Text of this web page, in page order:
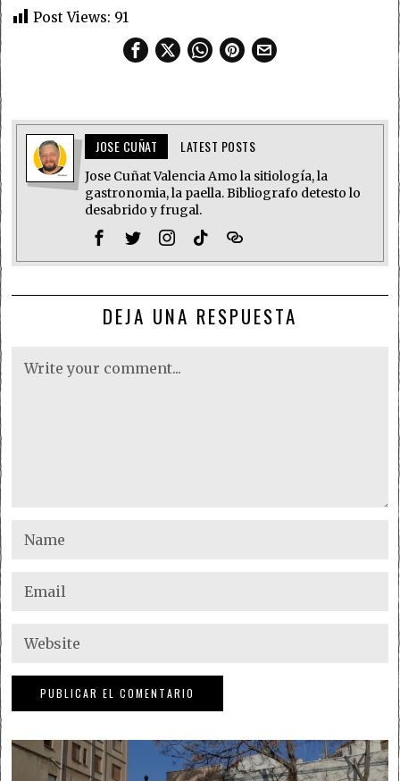
Post Views: 91
JOSE CUÑAT LATEST POSTS
Jose Cuñat Valencia Amo la sitiología, la
gastronomia, la paella. Bibliografo detesto lo
desabrido y frugal.
DEJA UNA RESPUESTA